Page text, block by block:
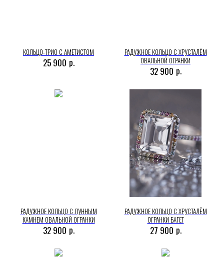
КОЛЬЦО-ТРИО С АМЕТИСТОМ
25 900 р.
РАДУЖНОЕ КОЛЬЦО С ХРУСТАЛЁМ
ОВАЛЬНОЙ ОГРАНКИ
32 900 р.
РАДУЖНОЕ КОЛЬЦО С ЛУННЫМ
КАМНЕМ ОВАЛЬНОЙ ОГРАНКИ
32 900 р.
РАДУЖНОЕ КОЛЬЦО С ХРУСТАЛЁМ
ОГРАНКИ БАГЕТ
27 900 р.